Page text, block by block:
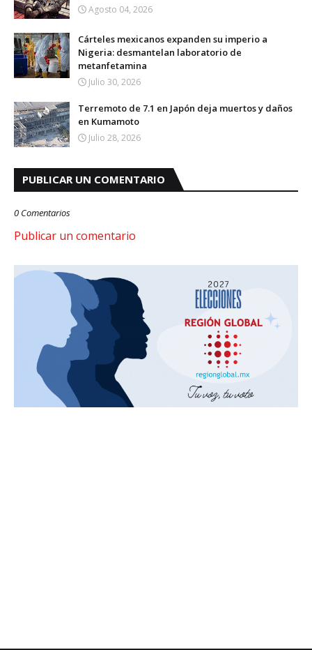
Agosto 04, 2026
Cárteles mexicanos expanden su imperio a
Nigeria: desmantelan laboratorio de
metanfetamina
Julio 30, 2026
Terremoto de 7.1 en Japón deja muertos y daños
en Kumamoto
Julio 28, 2026
PUBLICAR UN COMENTARIO
0 Comentarios
Publicar un comentario